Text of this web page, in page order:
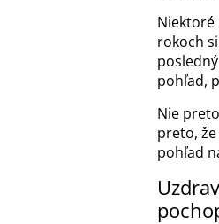
Niektoré
rokoch
pohľad,
Nie
preto,
pohľad